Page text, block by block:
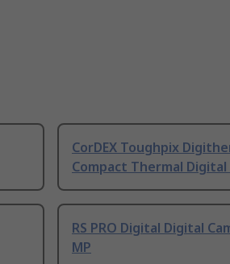
CorDEX Toughpix
Compact Thermal Digital
RS PRO Digital Digital
MP